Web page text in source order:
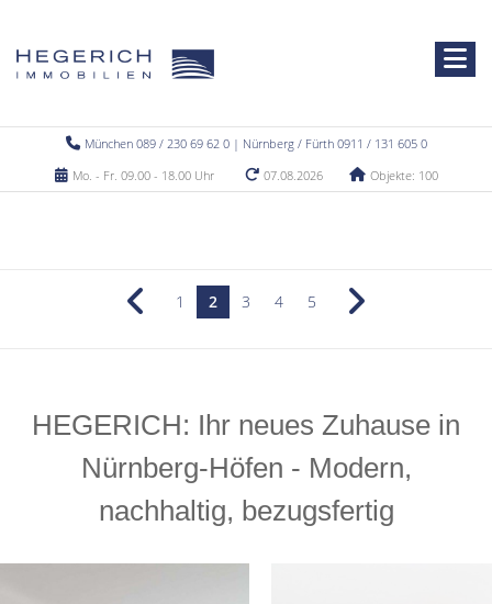
München 089 / 230 69 62 0 | Nürnberg / Fürth 0911 / 131 605 0
Mo. - Fr. 09.00 - 18.00 Uhr
07.08.2026 Objekte: 100
1 2 3 4 5
HEGERICH: Ihr neues Zuhause in
Nürnberg-Höfen - Modern,
nachhaltig, bezugsfertig